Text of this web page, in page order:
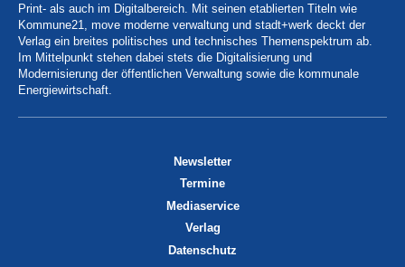
Print- als auch im Digitalbereich. Mit seinen etablierten Titeln wie
Kommune21, move moderne verwaltung und stadt+werk deckt der
Verlag ein breites politisches und technisches Themenspektrum ab.
Im Mittelpunkt stehen dabei stets die Digitalisierung und
Modernisierung der öffentlichen Verwaltung sowie die kommunale
Energiewirtschaft.
Newsletter
Termine
Mediaservice
Verlag
Datenschutz